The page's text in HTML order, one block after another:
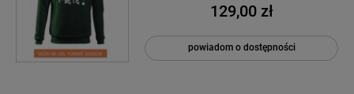
129,00 zł
powiadom o dostępności